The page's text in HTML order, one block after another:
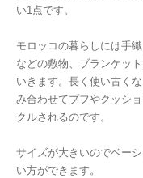
い1点です。
モロッコの暮らしには手
などの敷物、ブランケッ
いきます。長く使い古く
み合わせてプフやクッシ
クルされるのです。
サイズが大きいのでベー
い方ができます。